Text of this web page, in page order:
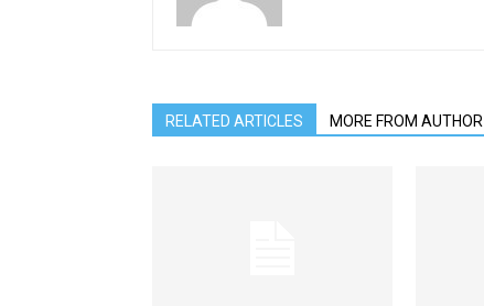
RELATED ARTICLES MORE FROM AUTHOR